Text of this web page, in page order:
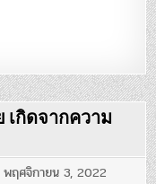
เกิดจากความ
พฤศจิกายน 3, 2022